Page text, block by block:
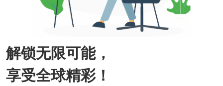
解锁无限可能，
享受全球精彩！